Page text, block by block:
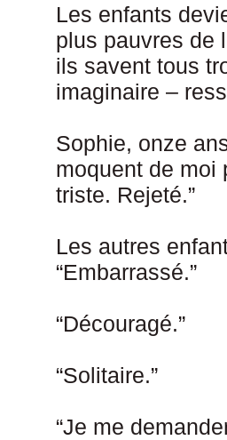
Les enfants
plus pauvres de
ils savent tous
imaginaire –
Sophie, onze
moquent de moi
triste. Rejeté.”
Les autres
“Embarrassé.”
“Découragé.”
“Solitaire.”
“Je me